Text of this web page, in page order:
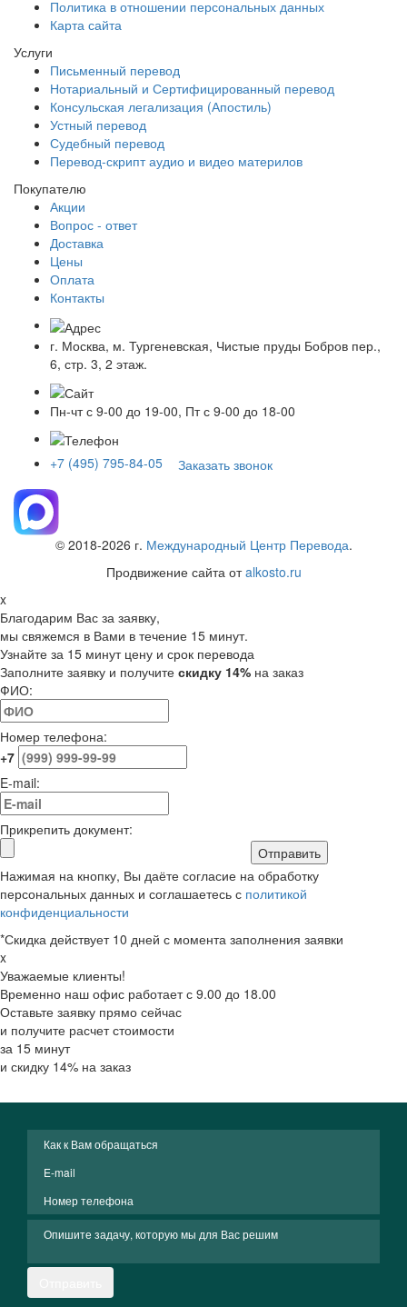
Политика в отношении персональных данных
Карта сайта
Услуги
Письменный перевод
Нотариальный и Сертифицированный перевод
Консульская легализация (Апостиль)
Устный перевод
Судебный перевод
Перевод-скрипт аудио и видео материлов
Покупателю
Акции
Вопрос - ответ
Доставка
Цены
Оплата
Контакты
г. Москва, м. Тургеневская, Чистые пруды Бобров пер.,
6, стр. 3, 2 этаж.
Пн-чт с 9-00 до 19-00, Пт с 9-00 до 18-00
+7 (495) 795-84-05 Заказать звонок
© 2018-2026 г. Международный Центр Перевода.
Продвижение сайта отalkosto.ru
x
Благодарим Вас за заявку,
мы свяжемся в Вами в течение 15 минут.
Узнайте за 15 минут цену и срок перевода
Заполните заявку и получите скидку 14% на заказ
ФИО:
Номер телефона:
+7
E-mail:
Прикрепить документ:
Отправить
Нажимая на кнопку, Вы даёте согласие на обработку
персональных данных и соглашаетесь с политикой
конфиденциальности
*Скидка действует 10 дней с момента заполнения заявки
x
Уважаемые клиенты!
Временно наш офис работает с 9.00 до 18.00
Оставьте заявку прямо сейчас
и получите расчет стоимости
за 15 минут
и скидку 14% на заказ